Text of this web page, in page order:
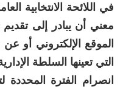
في اللائحة الانتخابية
معني أن يبادر إلى
الموقع الإلكتروني أو
التي تعينها السلطة
انصرام الفترة المحددة